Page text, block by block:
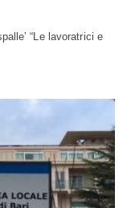
“Le lavoratrici e